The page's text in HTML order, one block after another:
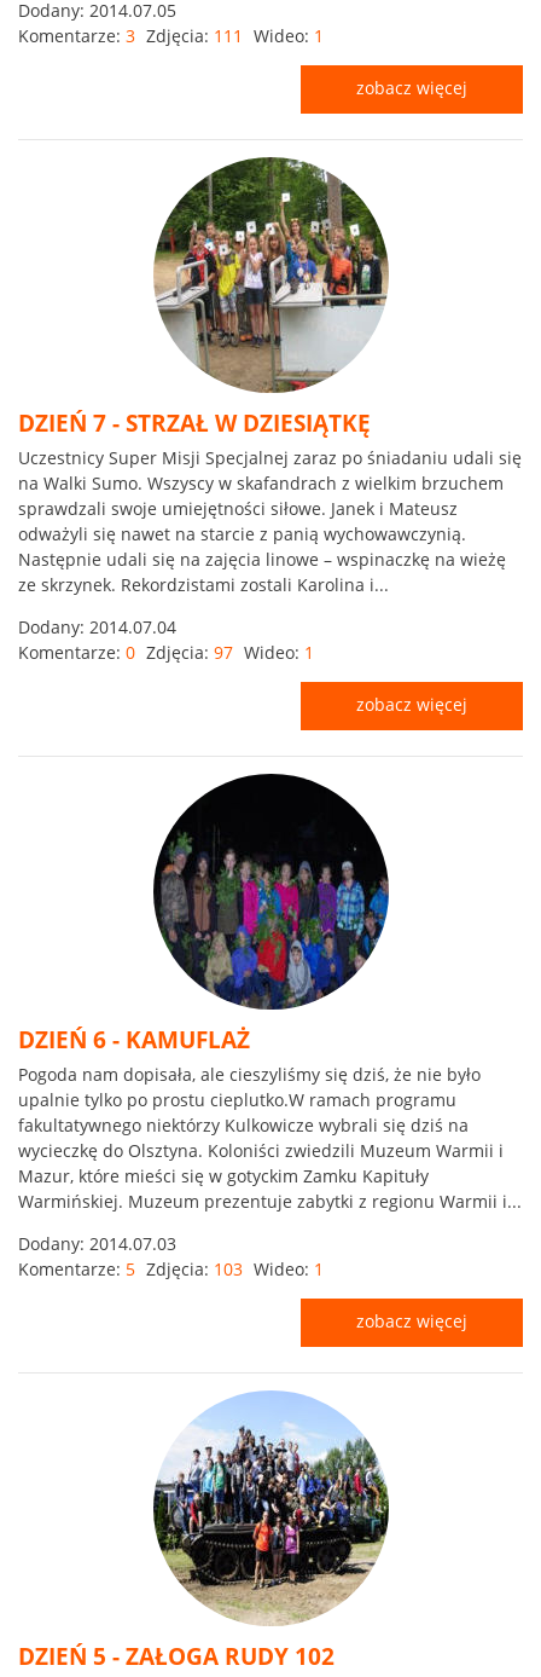
Dodany: 2014.07.05
Komentarze: 3 Zdjęcia: 111 Wideo: 1
zobacz więcej
DZIEŃ 7 - STRZAŁ W DZIESIĄTKĘ
Uczestnicy Super Misji Specjalnej zaraz po śniadaniu udali się
na Walki Sumo. Wszyscy w skafandrach z wielkim brzuchem
sprawdzali swoje umiejętności siłowe. Janek i Mateusz
odważyli się nawet na starcie z panią wychowawczynią.
Następnie udali się na zajęcia linowe – wspinaczkę na wieżę
ze skrzynek. Rekordzistami zostali Karolina i...
Dodany: 2014.07.04
Komentarze: 0 Zdjęcia: 97 Wideo: 1
zobacz więcej
DZIEŃ 6 - KAMUFLAŻ
Pogoda nam dopisała, ale cieszyliśmy się dziś, że nie było
upalnie tylko po prostu cieplutko.W ramach programu
fakultatywnego niektórzy Kulkowicze wybrali się dziś na
wycieczkę do Olsztyna. Koloniści zwiedzili Muzeum Warmii i
Mazur, które mieści się w gotyckim Zamku Kapituły
Warmińskiej. Muzeum prezentuje zabytki z regionu Warmii i...
Dodany: 2014.07.03
Komentarze: 5 Zdjęcia: 103 Wideo: 1
zobacz więcej
DZIEŃ 5 - ZAŁOGA RUDY 102